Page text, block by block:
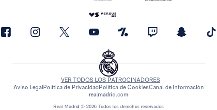
Real Madrid © 2026 Todos los derechos reservados
VER TODOS LOS PATROCINADORES
Aviso LegalPolítica de Privacidad Política de CookiesCanal de información
realmadrid.com